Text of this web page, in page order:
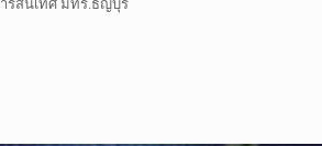
รสนเทศ มทร.ธัญบุรี